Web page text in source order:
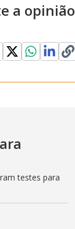
a opinião
testes para